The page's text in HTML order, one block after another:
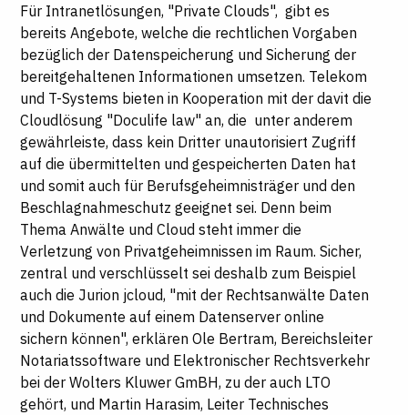
Für Intranetlösungen, "Private Clouds", gibt es
bereits Angebote, welche die rechtlichen Vorgaben
bezüglich der Datenspeicherung und Sicherung der
bereitgehaltenen Informationen umsetzen. Telekom
und T-Systems bieten in Kooperation mit der davit die
Cloudlösung "Doculife law" an, die unter anderem
gewährleiste, dass kein Dritter unautorisiert Zugriff
auf die übermittelten und gespeicherten Daten hat
und somit auch für Berufsgeheimnisträger und den
Beschlagnahmeschutz geeignet sei. Denn beim
Thema Anwälte und Cloud steht immer die
Verletzung von Privatgeheimnissen im Raum. Sicher,
zentral und verschlüsselt sei deshalb zum Beispiel
auch die Jurion jcloud, "mit der Rechtsanwälte Daten
und Dokumente auf einem Datenserver online
sichern können", erklären Ole Bertram, Bereichsleiter
Notariatssoftware und Elektronischer Rechtsverkehr
bei der Wolters Kluwer GmBH, zu der auch LTO
gehört, und Martin Harasim, Leiter Technisches